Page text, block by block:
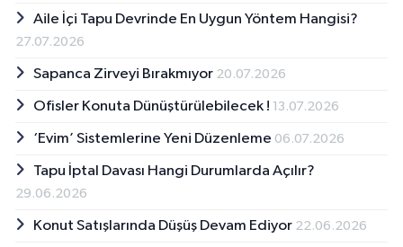
Aile İçi Tapu Devrinde En Uygun Yöntem Hangisi?
27.07.2026
Sapanca Zirveyi Bırakmıyor 20.07.2026
Ofisler Konuta Dünüştürülebilecek ! 13.07.2026
‘Evim’ Sistemlerine Yeni Düzenleme 06.07.2026
Tapu İptal Davası Hangi Durumlarda Açılır?
29.06.2026
Konut Satışlarında Düşüş Devam Ediyor 22.06.2026